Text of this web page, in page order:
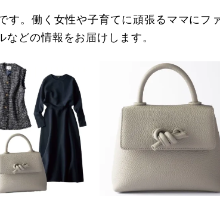
す。働く女性や子育てに頑張るママにフ
どの情報をお届けします。